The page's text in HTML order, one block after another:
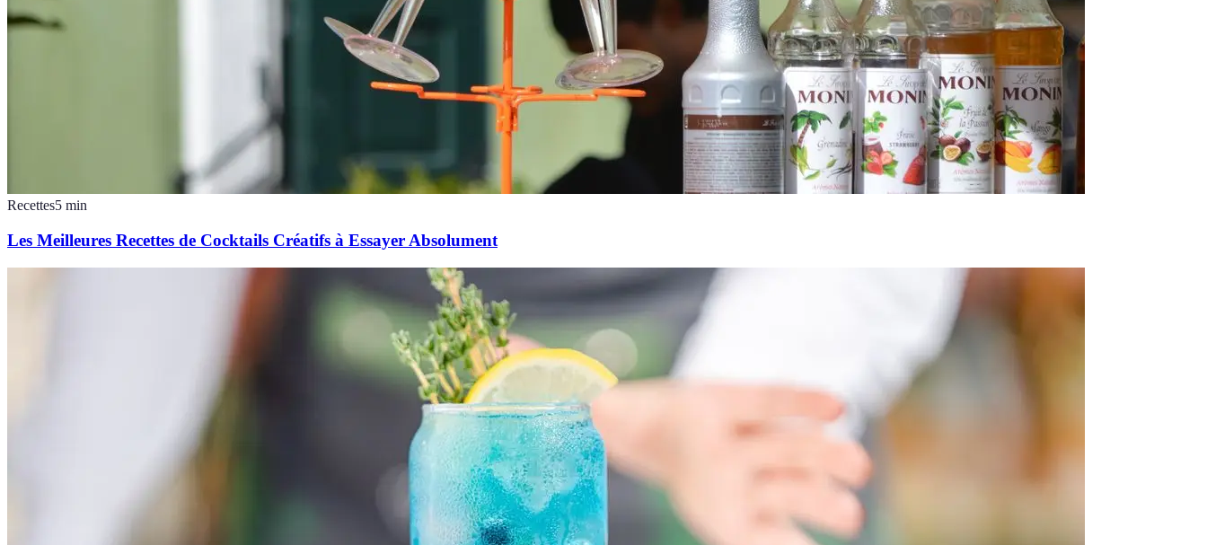
Recettes5 min
Les Meilleures Recettes de Cocktails Créatifs à Essayer Absolument